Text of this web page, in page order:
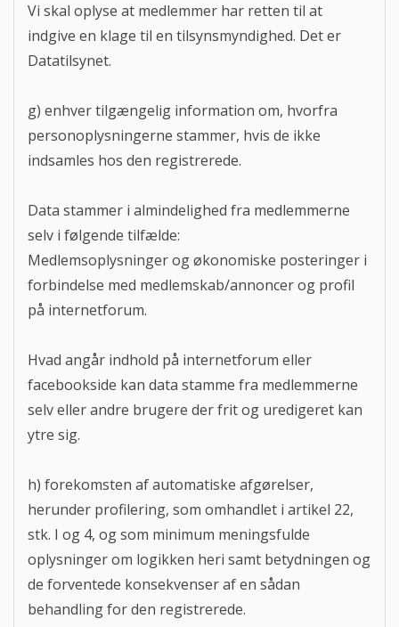
Vi skal oplyse at medlemmer har retten til at
indgive en klage til en tilsynsmyndighed. Det er
Datatilsynet.
g) enhver tilgængelig information om, hvorfra
personoplysningerne stammer, hvis de ikke
indsamles hos den registrerede.
Data stammer i almindelighed fra medlemmerne
selv i følgende tilfælde:
Medlemsoplysninger og økonomiske posteringer i
forbindelse med medlemskab/annoncer og profil
på internetforum.
Hvad angår indhold på internetforum eller
facebookside kan data stamme fra medlemmerne
selv eller andre brugere der frit og uredigeret kan
ytre sig.
h) forekomsten af automatiske afgørelser,
herunder profilering, som omhandlet i artikel 22,
stk. I og 4, og som minimum meningsfulde
oplysninger om logikken heri samt betydningen og
de forventede konsekvenser af en sådan
behandling for den registrerede.